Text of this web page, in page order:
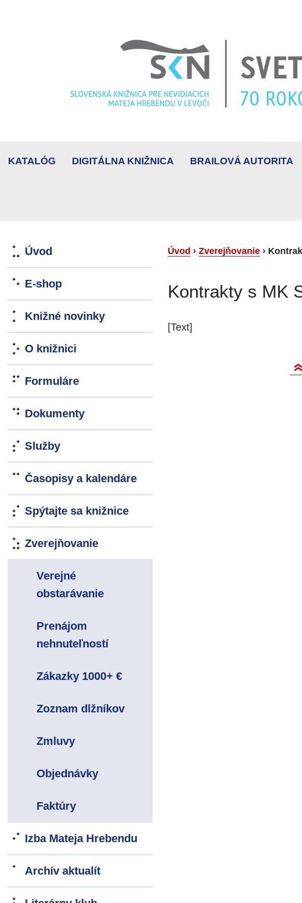
KATALÓG DIGITÁLNA KNIŽNICA BRAILOVÁ AUTORITA
Úvod
E-shop
Knižné novinky
O knižnici
Formuláre
Dokumenty
Služby
Časopisy a kalendáre
Spýtajte sa knižnice
Zverejňovanie
Verejné
obstarávanie
Prenájom
nehnuteľností
Zákazky 1000+ €
Zoznam dlžníkov
Zmluvy
Objednávky
Faktúry
Izba Mateja Hrebendu
Archív aktualít
Úvod › Zverejňovanie ›
Kontrakty s MK
[Text]